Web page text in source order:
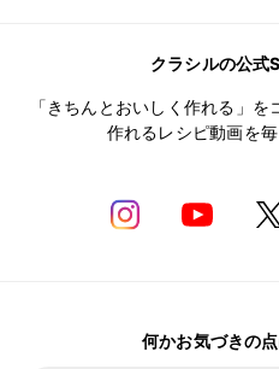
クラシルの公式
「きちんとおいしく作れる」
作れるレシピ動画を
何かお気づきの